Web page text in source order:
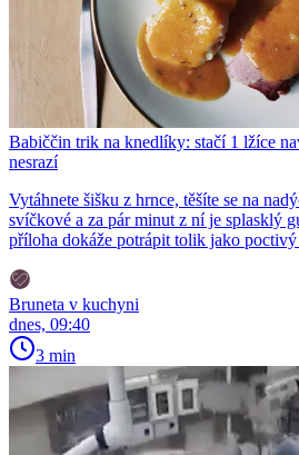
Babiččin trik na knedlíky: stačí 1 lžíce
nesrazí
Vytáhnete šišku z hrnce, těšíte se na
svíčkové a za pár minut z ní je splasklý
příloha dokáže potrápit tolik jako
Bruneta v kuchyni
dnes, 09:40
3 min